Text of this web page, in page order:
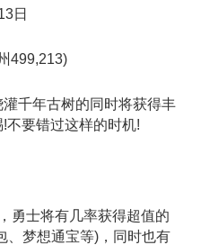
日
499,213)
千年古树的同时将获得丰
不要错过这样的时机!
士将有几率获得超值的
、梦想通宝等)，同时也有